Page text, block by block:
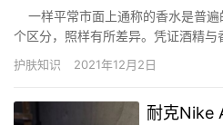
一样平常市面上通称的香水是普遍
个区分，照样有所差异。凭证酒精
味的显示上也会有所差异，这个比例
率越高，也就代表酒精浓度较低、香
护肤知识 2021年12月2日
耐克Nike